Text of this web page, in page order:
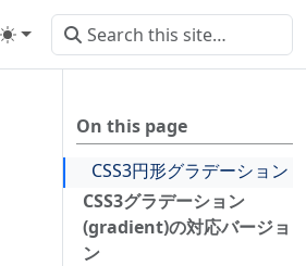
On this page
CSS3円形グラデーション
CSS3グラデーション
(gradient)の対応バージョ
ン